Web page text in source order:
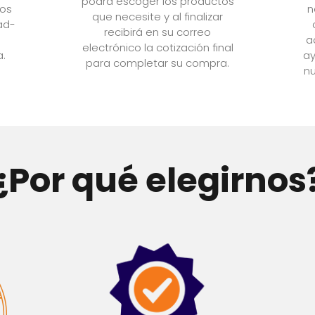
que necesite y al finalizar
recibirá en su correo
electrónico la cotización final
para completar su compra.
qué